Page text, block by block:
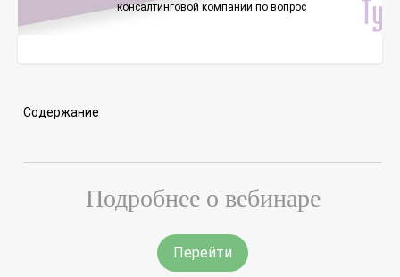
консалтинговой компании по вопрос
Содержание
Подробнее о вебинаре
Перейти